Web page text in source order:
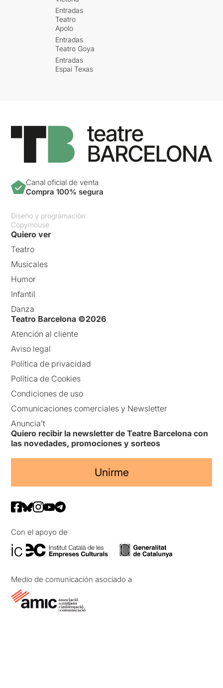
Entradas
Teatro
Apolo
Entradas
Teatro Goya
Entradas
Espai Texas
Canal oficial de venta
Compra 100% segura
Diseño y programación:
Copymouse
Quiero ver
Teatro
Musicales
Humor
Infantil
Danza
Teatro Barcelona ©2026
Atención al cliente
Aviso legal
Política de privacidad
Política de Cookies
Condiciones de uso
Comunicaciones comerciales y Newsletter
Anuncia’t
Quiero recibir la newsletter de Teatre Barcelona con
las novedades, promociones y sorteos
Unirme
Con el apoyo de
Medio de comunicación asociado a